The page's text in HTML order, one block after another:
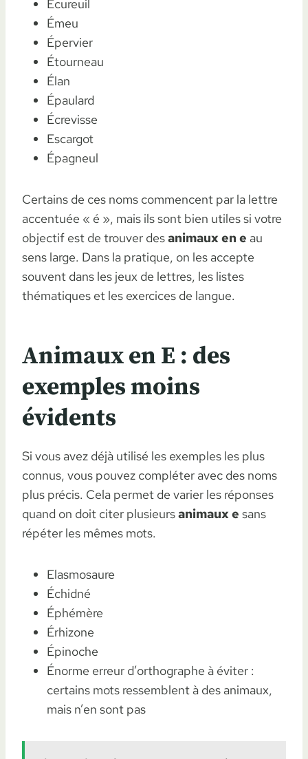
Écureuil
Émeu
Épervier
Étourneau
Élan
Épaulard
Écrevisse
Escargot
Épagneul
Certains de ces noms commencent par la lettre
accentuée « é », mais ils sont bien utiles si votre
objectif est de trouver desanimaux en e au
sens large. Dans la pratique, on les accepte
souvent dans les jeux de lettres, les listes
thématiques et les exercices de langue.
Animaux en E : des
exemples moins
évidents
Si vous avez déjà utilisé les exemples les plus
connus, vous pouvez compléter avec des noms
plus précis. Cela permet de varier les réponses
quand on doit citer plusieursanimaux e sans
répéter les mêmes mots.
Elasmosaure
Échidné
Éphémère
Érhizone
Épinoche
Énorme erreur d’orthographe à éviter :
certains mots ressemblent à des animaux,
mais n’en sont pas